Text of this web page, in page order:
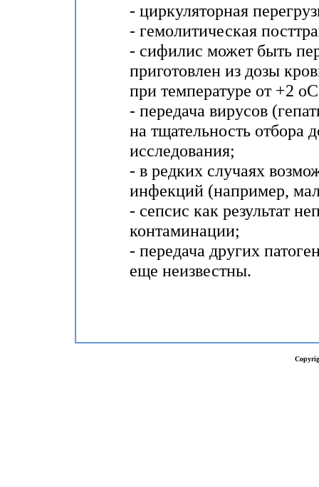
- циркуляторная
- гемолитическая
- сифилис может быть
приготовлен из дозы
при температуре от +2
- передача вирусов
на тщательность отбора
исследования;
- в редких случаях
инфекций (например,
- сепсис как результат
контаминации;
- передача других
еще неизвестны.